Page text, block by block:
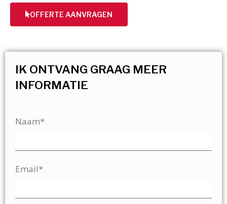
OFFERTE AANVRAGEN
IK ONTVANG GRAAG MEER
INFORMATIE
Naam*
Email*